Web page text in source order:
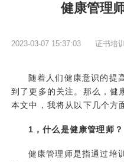
健康管理
2023-03-07 15:37:03 证书培
随着人们健康意识的提
到了更多的关注。那么，健
本文中，我将从以下几个方
1，什么是健康管理师？
健康管理师是指通过培